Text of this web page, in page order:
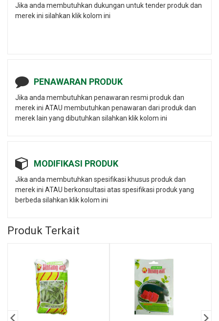
Jika anda membutuhkan dukungan untuk tender produk dan
merek ini silahkan klik kolom ini
PENAWARAN PRODUK
Jika anda membutuhkan penawaran resmi produk dan
merek ini ATAU membutuhkan penawaran dari produk dan
merek lain yang dibutuhkan silahkan klik kolom ini
MODIFIKASI PRODUK
Jika anda membutuhkan spesifikasi khusus produk dan
merek ini ATAU berkonsultasi atas spesifikasi produk yang
berbeda silahkan klik kolom ini
Produk Terkait